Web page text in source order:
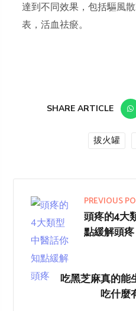
達到不同效果，包括驅風
表，活血祛瘀。
SHARE ARTICLE
拔火罐
PREVIOUS
頭疼的4大
點緩解頭疼
吃黑芝麻真的能
吃什麼